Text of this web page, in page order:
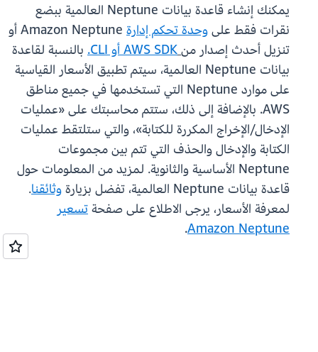
يمكنك إنشاء قاعدة بيانات Neptune العالمية ببضع
نقرات فقط علىوحدة تحكم إدارة
Amazon Neptune أو
تنزيل أحدث إصدار منAWS SDK أو CLI . بالنسبة لقاعدة
بيانات Neptune العالمية، سيتم تطبيق الأسعار القياسية
على موارد Neptune التي تستخدمها في جميع مناطق
AWS. بالإضافة إلى ذلك، ستتم محاسبتك على «عمليات
الإدخال/الإخراج المكررة للكتابة»، والتي ستلتقط عمليات
الكتابة والإدخال والحذف التي تتم بين مجموعات
Neptune الأساسية والثانوية. لمزيد من المعلومات حول
قاعدة بيانات Neptune العالمية، تفضل بزيارة
وثائقنا.
لمعرفة الأسعار، يرجى الاطلاع على صفحةتسعير
Amazon Neptune
.